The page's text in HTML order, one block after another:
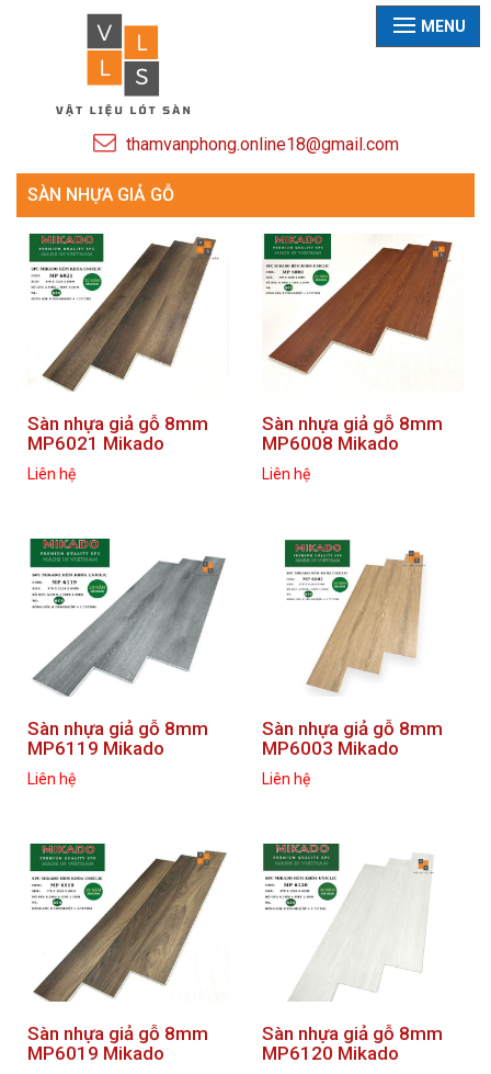
thamvanphong.online18@gmail.com
MENU
SÀN NHỰA GIẢ GỖ
Sàn nhựa giả gỗ 8mm
MP6021 Mikado
Liên hệ
Sàn nhựa giả gỗ 8mm
MP6008 Mikado
Liên hệ
Sàn nhựa giả gỗ 8mm
MP6119 Mikado
Liên hệ
Sàn nhựa giả gỗ 8mm
MP6003 Mikado
Liên hệ
Sàn nhựa giả gỗ 8mm
MP6019 Mikado
Sàn nhựa giả gỗ 8mm
MP6120 Mikado